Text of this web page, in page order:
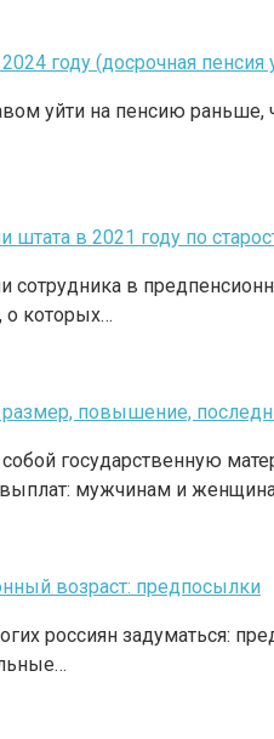
году (досрочная пенсия
уйти на пенсию
штата в 2021 году по
сотрудника в
о которых…
повышение,
государственную
мужчинам и
возраст: предпосылки
россиян задуматься: